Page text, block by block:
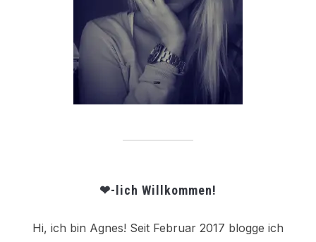
❤-lich Willkommen!
Hi, ich bin Agnes! Seit Februar 2017 blogge ich